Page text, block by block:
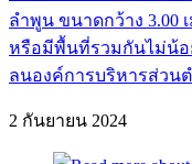
ลำพูน ขนาดกว้าง 3.00
หรือมีพื้นที่รวมกันไม่น้อย
ลนองค์การบริหารส่วนต
2 กันยายน 2024